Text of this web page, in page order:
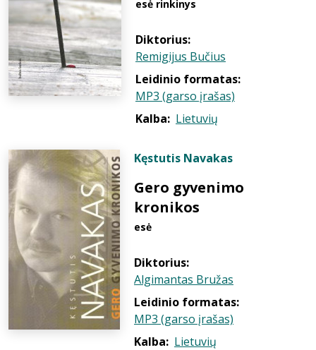
esė rinkinys
Diktorius:
Remigijus Bučius
Leidinio formatas:
MP3 (garso įrašas)
Kalba: Lietuvių
Kęstutis Navakas
Gero gyvenimo
kronikos
esė
Diktorius:
Algimantas Bružas
Leidinio formatas:
MP3 (garso įrašas)
Kalba: Lietuvių